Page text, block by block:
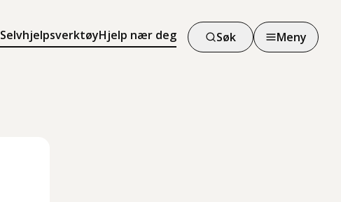
SelvhjelpsverktøyHjelp nær deg Søk Meny